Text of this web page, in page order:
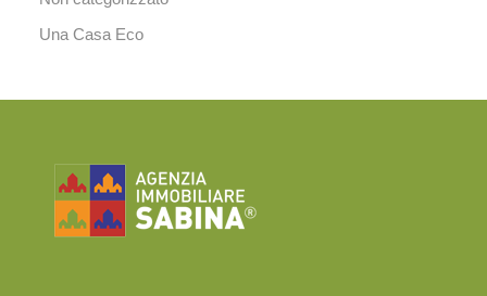
Una Casa Eco